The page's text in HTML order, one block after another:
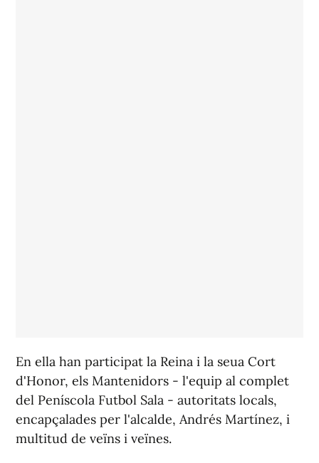
En ella han participat la Reina i la seua Cort
d'Honor, els Mantenidors - l'equip al complet
del Peníscola Futbol Sala - autoritats locals,
encapçalades per l'alcalde, Andrés Martínez, i
multitud de veïns i veïnes.